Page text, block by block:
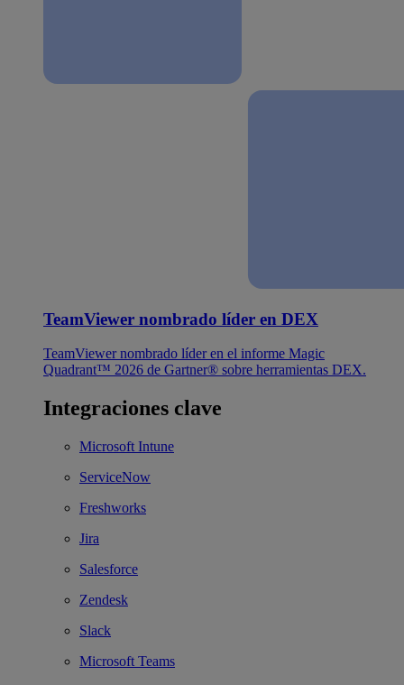
TeamViewer nombrado líder en DEX
TeamViewer nombrado líder en el informe Magic
Quadrant™ 2026 de Gartner® sobre herramientas DEX.
Integraciones clave
Microsoft Intune
ServiceNow
Freshworks
Jira
Salesforce
Zendesk
Slack
Microsoft Teams